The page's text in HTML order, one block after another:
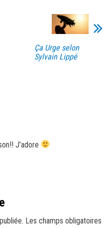
Ça Urge selon
Sylvain Lippé
J’adore
Les champs obligatoires